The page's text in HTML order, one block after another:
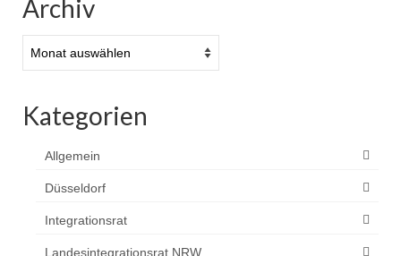
Archiv
Kategorien
Allgemein
Düsseldorf
Integrationsrat
Landesintegrationsrat NRW